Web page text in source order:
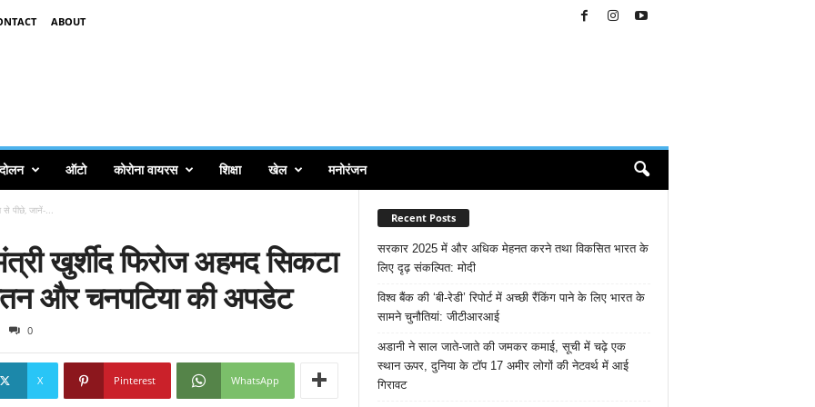
ABOUT
ऑटो कोरोना वायरस शिक्षा खेल मनोरंजन
से पीछे, जानें-...
खुर्शीद फिरोज अहमद सिकटा
और चनपटिया की अपडेट
0
X Pinterest WhatsApp
Recent Posts
सरकार 2025 में और अधिक मेहनत करने तथा विकसित भारत के
लिए दृढ़ संकल्पित: माेदी
विश्व बैंक की ‘बी-रेडी’ रिपोर्ट में अच्छी रैंकिंग पाने के लिए भारत के
सामने चुनौतियां: जीटीआरआई
अडानी ने साल जाते-जाते की जमकर कमाई, सूची में चढ़े एक
स्थान ऊपर, दुनिया के टॉप 17 अमीर लोगों की नेटवर्थ में आई
गिरावट